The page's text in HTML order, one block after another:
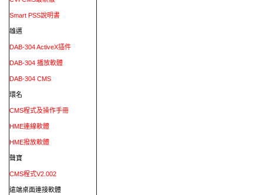
Smart PSS說明書
雄邁
DAB-304 ActiveX插件
DAB-304 播放軟體
DAB-304 CMS
環名
CMS程式及操作手冊
HME連線軟體
HME撥放軟體
聲寶
CMS程式V2.002
遠端桌面連接軟體